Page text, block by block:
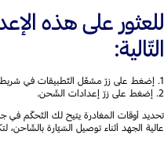
للعثور على هذه
التّالية:
1. إضغط على زرّ مشغّل التّطبيقات في شريط الحالة.
2. إضغط على زرّ إعدادات الشّحن.
تحديد أوقات المغادرة يتيح لك التّحكّم في
عالية الجهد أثناء توصيل السّيّارة بالشّاحن،